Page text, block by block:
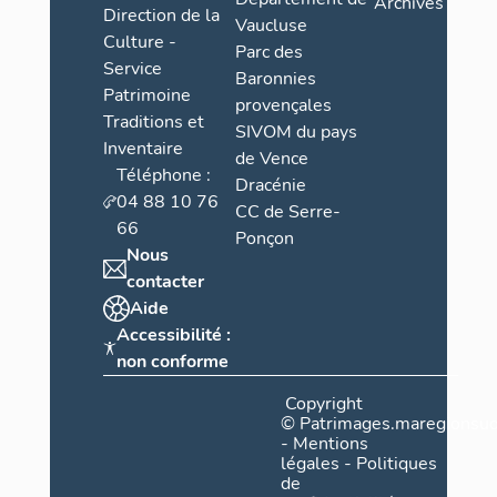
Direction de la
Culture -
Service
Patrimoine
Traditions et
Inventaire
Téléphone :
04 88 10 76
66
Nous
contacter
Aide
Accessibilité :
non conforme
Vaucluse
Parc des
Baronnies
provençales
SIVOM du pays
de Vence
Dracénie
CC de Serre-
Ponçon
Copyright
©
- Mentions
légales - Politiques
de